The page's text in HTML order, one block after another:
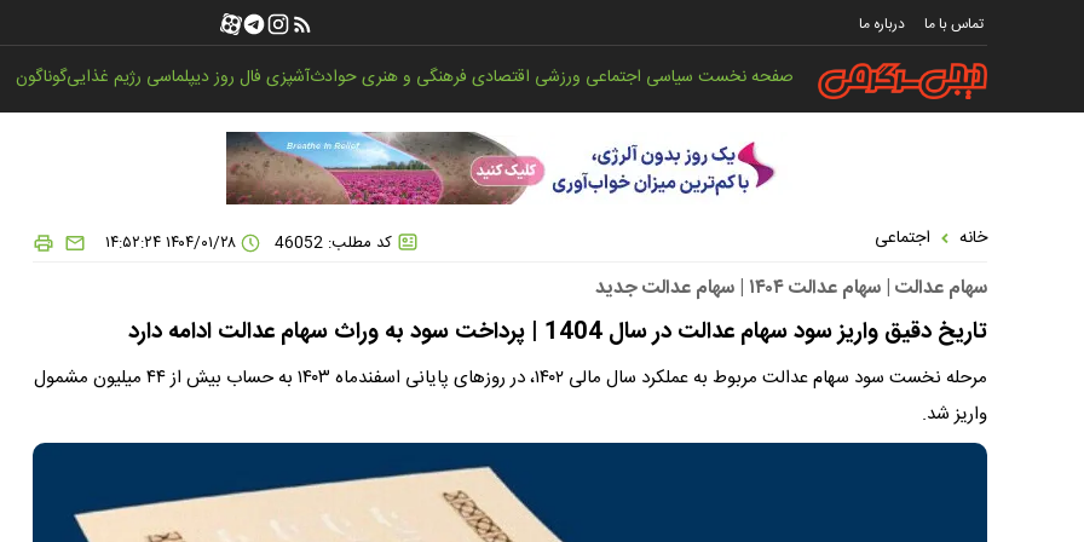
تماس با ما درباره ما
صفحه نخستسیاسی اجتماعی ورزشی اقتصادیفرهنگی و هنریحوادثآشپزیفال روزدیپلماسی رژیم غذاییگوناگون
خانه اجتماعی کد مطلب: 46052 ۱۴۰۴/۰۱/۲۸ ۱۴:۵۲:۲۴
سهام عدالت | سهام عدالت ۱۴۰۴ | سهام عدالت جدید
تاریخ دقیق واریز سود سهام عدالت در سال 1404 | پرداخت سود به وراث سهام عدالت ادامه دارد
مرحله نخست سود سهام عدالت مربوط به عملکرد سال مالی ۱۴۰۲، در روزهای پایانی اسفندماه ۱۴۰۳ به حساب بیش از ۴۴ میلیون مشمول
واریز شد.